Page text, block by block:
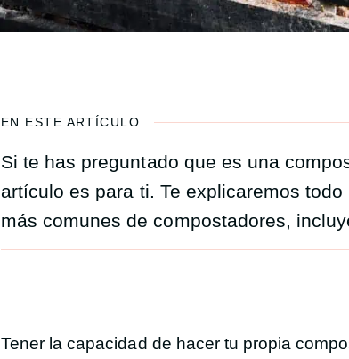
EN ESTE ARTÍCULO...
Si te has preguntado que es una
artículo es para ti. Te explicaremos
más comunes de compostadores,
Tener la capacidad de hacer tu propia